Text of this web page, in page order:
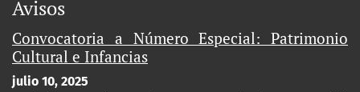
Avisos
Convocatoria a Número Especial: Patrimonio
Cultural e Infancias
julio 10, 2025